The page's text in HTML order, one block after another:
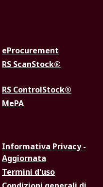
eProcurement
RS ScanStock®
RS ControlStock®
MePA
Informativa Privacy -
Aggiornata
Termini d'uso